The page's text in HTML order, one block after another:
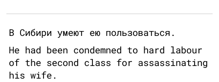
В Сибири умеют ею пользоваться.
He had been condemned to hard labour
of the second class for assassinating
his wife.